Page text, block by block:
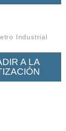
Industrial
A LA